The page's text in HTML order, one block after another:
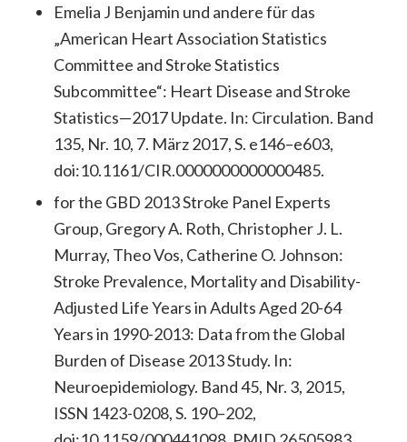
Emelia J Benjamin und andere für das
„American Heart Association Statistics
Committee and Stroke Statistics
Subcommittee“: Heart Disease and Stroke
Statistics—2017 Update. In: Circulation. Band
135, Nr. 10, 7. März 2017, S. e146–e603,
doi:10.1161/CIR.0000000000000485.
for the GBD 2013 Stroke Panel Experts
Group, Gregory A. Roth, Christopher J. L.
Murray, Theo Vos, Catherine O. Johnson:
Stroke Prevalence, Mortality and Disability-
Adjusted Life Years in Adults Aged 20-64
Years in 1990-2013: Data from the Global
Burden of Disease 2013 Study. In:
Neuroepidemiology. Band 45, Nr. 3, 2015,
ISSN 1423-0208, S. 190–202,